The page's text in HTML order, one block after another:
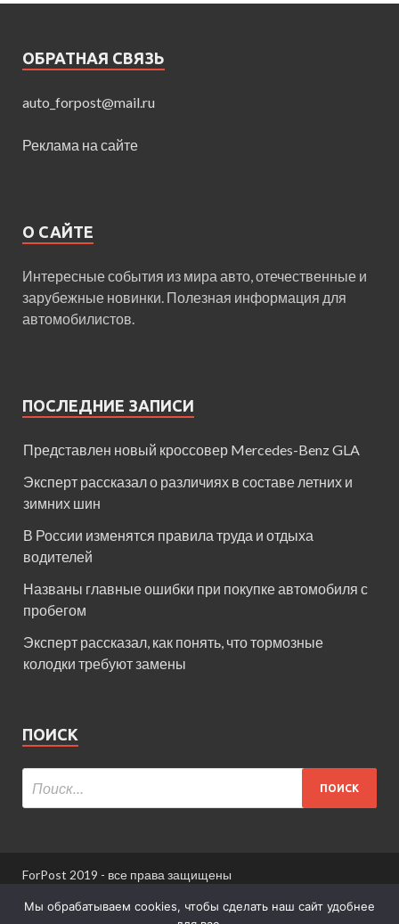
ОБРАТНАЯ СВЯЗЬ
auto_forpost@mail.ru
Реклама на сайте
О САЙТЕ
Интересные события из мира авто, отечественные и
зарубежные новинки. Полезная информация для
автомобилистов.
ПОСЛЕДНИЕ ЗАПИСИ
Представлен новый кроссовер Mercedes-Benz GLA
Эксперт рассказал о различиях в составе летних и
зимних шин
В России изменятся правила труда и отдыха
водителей
Названы главные ошибки при покупке автомобиля с
пробегом
Эксперт рассказал, как понять, что тормозные
колодки требуют замены
ПОИСК
ForPost 2019 - все права защищены
При использовании материалов сайта ссылка
Мы обрабатываем cookies, чтобы сделать наш сайт удобнее